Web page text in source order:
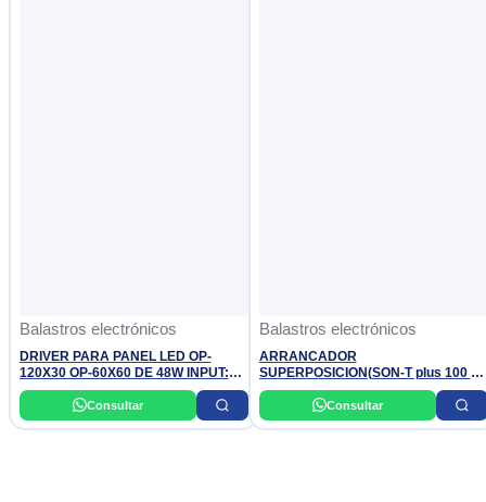
Balastros electrónicos
DRIVER PARA PANEL LED OP-
120X30 OP-60X60 DE 48W INPUT:
85-265V 50/60HZ OPALUX
Consultar
Balastros electrónicos
ARRANCADOR
SUPERPOSICION(SON-T plus 100 A
400W) (MH/CDM 70- 400W) INADISA
Consultar